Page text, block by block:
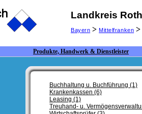
Landkreis Roth
Bayern > Mittelfranken >
Produkte, Handwerk & Dienstleister
Buchhaltung u. Buchführung (1)
Krankenkassen (6)
Leasing (1)
Treuhand- u.